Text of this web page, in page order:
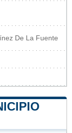
De La Fuente